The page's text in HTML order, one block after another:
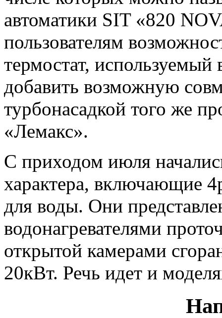
автоматики SIT «820
пользователям
термостат,
добавить возможную
турбонасадкой того же
«Лемакс».
С приходом июля
характера, включающие
для воды. Они
водонагревателями
открытой камерами
20кВт. Речь идет и